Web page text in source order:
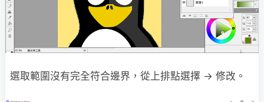
選取範圍沒有完全符合邊界，從上排點選擇 → 修改。